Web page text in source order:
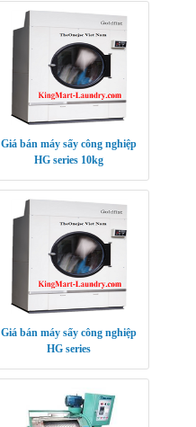
Giá bán máy sấy công nghiệp
HG series 10kg
Giá bán máy sấy công nghiệp
HG series